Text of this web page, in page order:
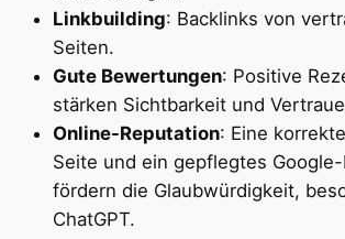
Linkbuilding: Backlinks von
Seiten.
Gute Bewertungen: Positive
stärken Sichtbarkeit und
Online-Reputation: Eine
Seite und ein gepflegtes
fördern die Glaubwürdigkeit,
ChatGPT.